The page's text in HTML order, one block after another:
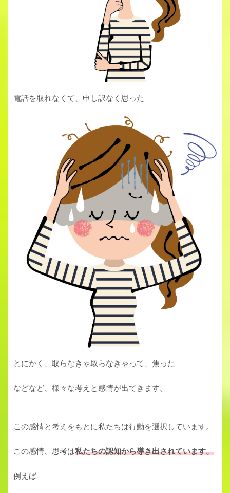
電話を取れなくて、申し訳なく思った
とにかく、取らなきゃ取らなきゃって、焦った
などなど、様々な考えと感情が出てきます。
この感情と考えをもとに私たちは行動を選択しています。
この感情、思考は私たちの認知から導き出されています。
例えば